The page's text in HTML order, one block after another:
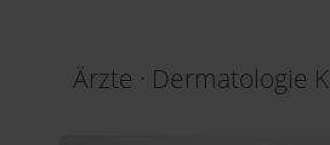
Ärzte · Dermatologie